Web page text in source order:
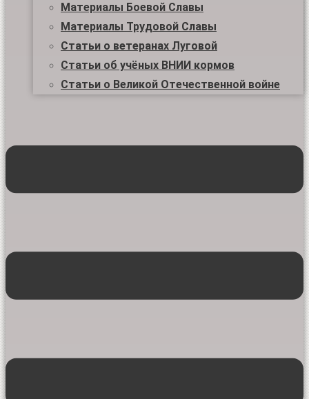
Материалы Боевой Славы
Материалы Трудовой Славы
Статьи о ветеранах Луговой
Статьи об учёных ВНИИ кормов
Статьи о Великой Отечественной войне